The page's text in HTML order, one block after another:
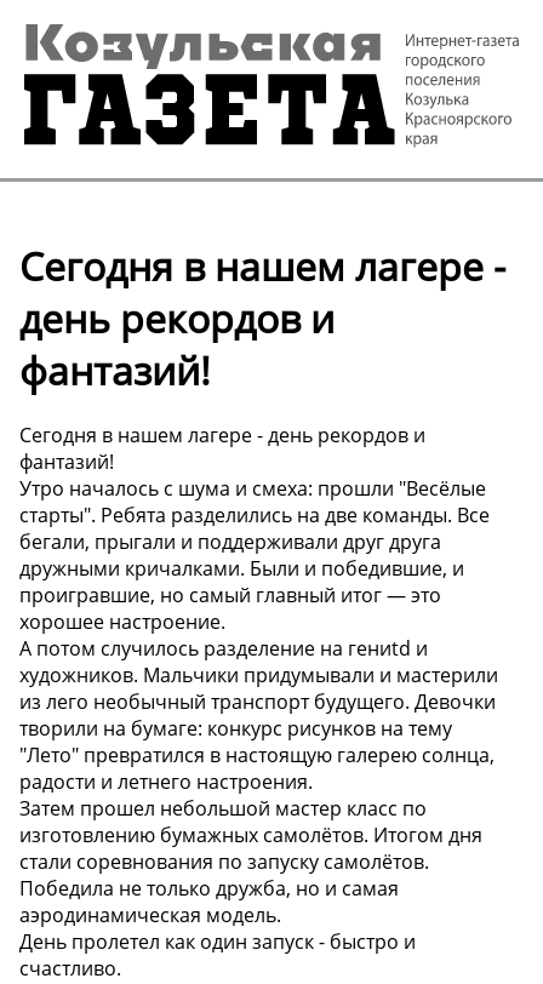
Сегодня в нашем лагере -
день рекордов и
фантазий!
Сегодня в нашем лагере - день рекордов и
фантазий!
Утро началось с шума и смеха: прошли "Весёлые
старты". Ребята разделились на две команды. Все
бегали, прыгали и поддерживали друг друга
дружными кричалками. Были и победившие, и
проигравшие, но самый главный итог — это
хорошее настроение.
А потом случилось разделение на гениtd и
художников. Мальчики придумывали и мастерили
из лего необычный транспорт будущего. Девочки
творили на бумаге: конкурс рисунков на тему
"Лето" превратился в настоящую галерею солнца,
радости и летнего настроения.
Затем прошел небольшой мастер класс по
изготовлению бумажных самолётов. Итогом дня
стали соревнования по запуску самолётов.
Победила не только дружба, но и самая
аэродинамическая модель.
День пролетел как один запуск - быстро и
счастливо.